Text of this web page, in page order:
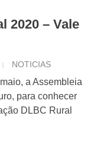
2020 – Vale
NOTICIAS
a Assembleia
para conhecer
DLBC Rural